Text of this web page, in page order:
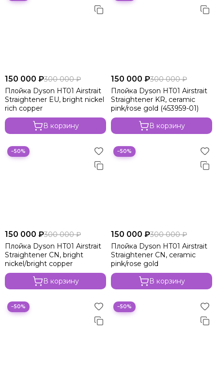
150 000 ₽300 000 ₽
Плойка Dyson HT01 Airstrait
Straightener EU, bright nickel
rich copper
В корзину
150 000 ₽300 000 ₽
Плойка Dyson HT01 Airstrait
Straightener KR, ceramic
pink/rose gold (453959-01)
В корзину
−50%
150 000 ₽300 000 ₽
Плойка Dyson HT01 Airstrait
Straightener CN, bright
nickel/bright copper
В корзину
−50%
150 000 ₽300 000 ₽
Плойка Dyson HT01 Airstrait
Straightener CN, ceramic
pink/rose gold
В корзину
−50% −50%